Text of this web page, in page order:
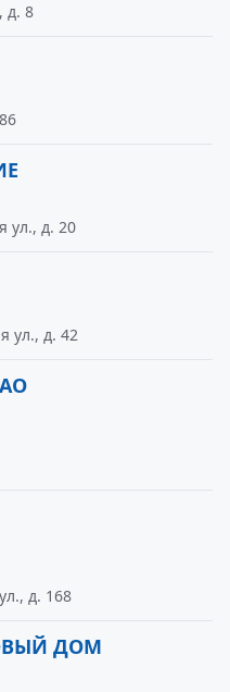
д. 8
ул., д. 20
ул., д. 42
д. 168
ДОМ